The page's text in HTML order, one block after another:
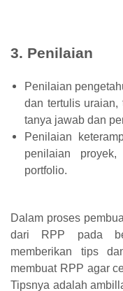
3. Penilaian
Penilaian
dan tertulis uraian,
tanya jawab dan
Penilaian
penilaian
portfolio.
Dalam proses
dari RPP pada
memberikan tips
membuat RPP agar
Tipsnya adalah